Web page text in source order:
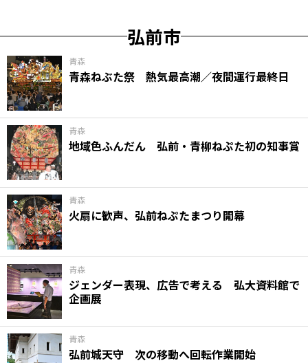
弘前市
青森
青森ねぶた祭 熱気最高潮／夜間運行最終日
青森
地域色ふんだん 弘前・青柳ねぷた初の知事賞
青森
火扇に歓声、弘前ねぷたまつり開幕
青森
ジェンダー表現、広告で考える 弘大資料館で
企画展
青森
弘前城天守 次の移動へ回転作業開始